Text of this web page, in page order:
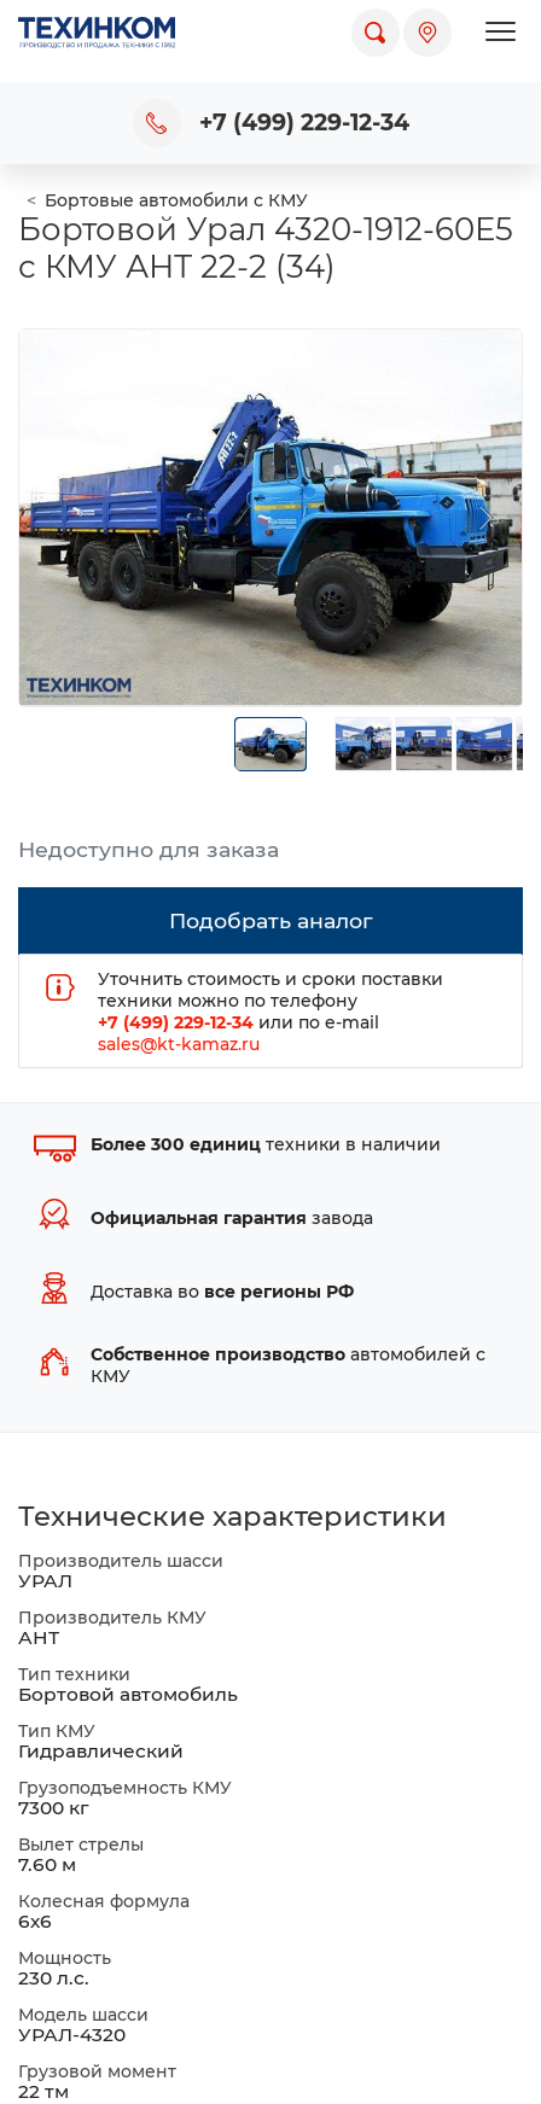
+7 (499) 229-12-34
Бортовые автомобили с КМУ
Бортовой Урал 4320-1912-60Е5
с КМУ АНТ 22-2 (34)
Подобрать аналог
Уточнить стоимость и сроки поставки
техники можно по телефону
+7 (499) 229-12-34 или по e-mail
sales@kt-kamaz.ru
Более 300 единиц техники в наличии
Официальная гарантия завода
Доставка во все регионы РФ
Собственное производство автомобилей с
КМУ
Технические характеристики
Производитель шасси
УРАЛ
Производитель КМУ
АНТ
Тип техники
Бортовой автомобиль
Тип КМУ
Гидравлический
Грузоподъемность КМУ
7300 кг
Вылет стрелы
7.60 м
Колесная формула
6х6
Мощность
230 л.с.
Модель шасси
УРАЛ-4320
Грузовой момент
22 тм